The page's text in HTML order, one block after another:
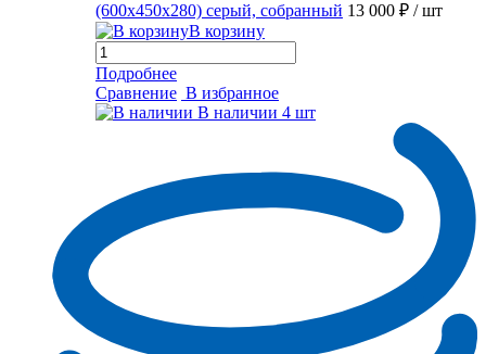
(600x450x280) серый, собранный 13 000 ₽ / шт
В корзину
Подробнее
Сравнение В избранное
В наличии 4 шт